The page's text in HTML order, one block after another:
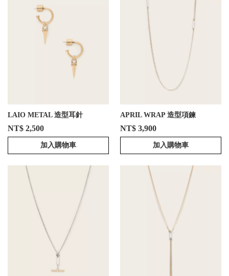
LAIO METAL 造型耳針
NT$ 2,500
加入購物車
APRIL WRAP 造型項鍊
NT$ 3,900
加入購物車